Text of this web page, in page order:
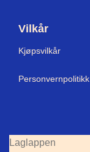
Vilkår
Kjøpsvilkår
Personvernpolitikk
Laglappen